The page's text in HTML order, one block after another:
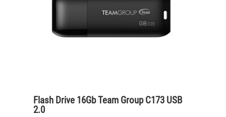
Flash Drive 16Gb Team Group C173 USB
2.0